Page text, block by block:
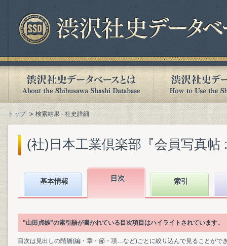
トップ 検索結果 - 社史詳細
(社)日本工業倶楽部『会員写真帖
基本情報 目次 索引
"山田貞雄"の索引語が書かれている目次項目はハイライトされています。
目次は見出しの階層(編・章・節・項…など)ごとに絞り込んで見ることがで